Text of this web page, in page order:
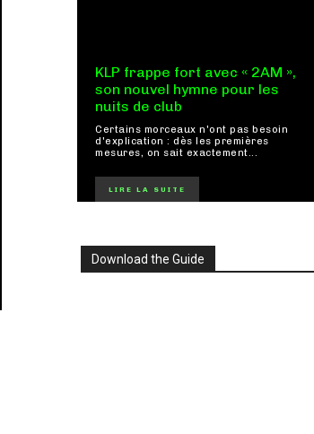
KLP frappe fort avec « 2AM »,
son nouvel hymne pour les
nuits de club
Certains morceaux n'ont pas besoin
d'explication : dès les premières
mesures, on sait exactement...
LIRE LA SUITE
Download the Guide